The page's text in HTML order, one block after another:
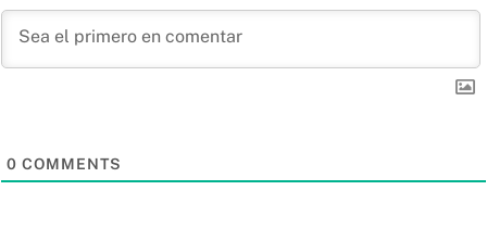
0 COMMENTS